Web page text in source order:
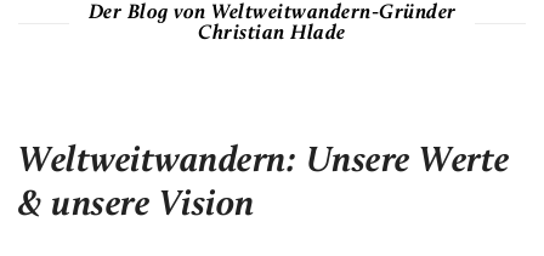
Der Blog von Weltweitwandern-Gründer
Christian Hlade
Weltweitwandern: Unsere Werte
& unsere Vision